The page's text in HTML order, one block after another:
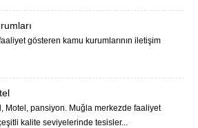
gösteren kamu kurumlarının iletişim
Motel, pansiyon. Muğla merkezde faaliyet
kalite seviyelerinde tesisler...